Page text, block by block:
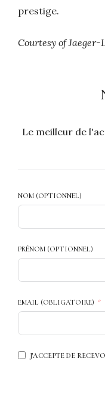
prestige.
Courtesy of Jaeger-
Le meilleur de
NOM (OPTIONNEL)
PRÉNOM (OPTIONNEL)
EMAIL (OBLIGATOIRE)
J'ACCEPTE DE